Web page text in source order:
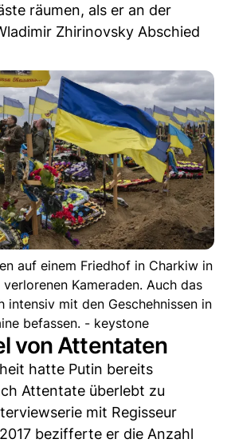
räumen, als er an der
Zhirinovsky Abschied
auf einem Friedhof in Charkiw in
Kameraden. Auch das
intensiv mit den Geschehnissen in
befassen. - keystone
von Attentaten
hatte Putin bereits
Attentate überlebt zu
mit Regisseur
bezifferte er die Anzahl